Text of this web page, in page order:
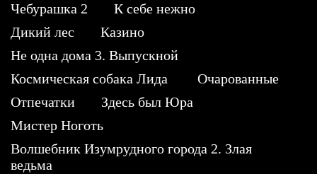
Чебурашка 2
К себе нежно
Дикий лес
Казино
Не одна дома 3. Выпускной
Космическая собака Лида
Очарованные
Отпечатки
Здесь был Юра
Мистер Ноготь
Волшебник Изумрудного города 2. Злая
ведьма